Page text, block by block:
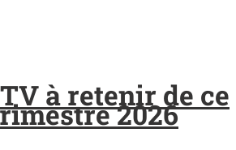
à retenir de ce
2026